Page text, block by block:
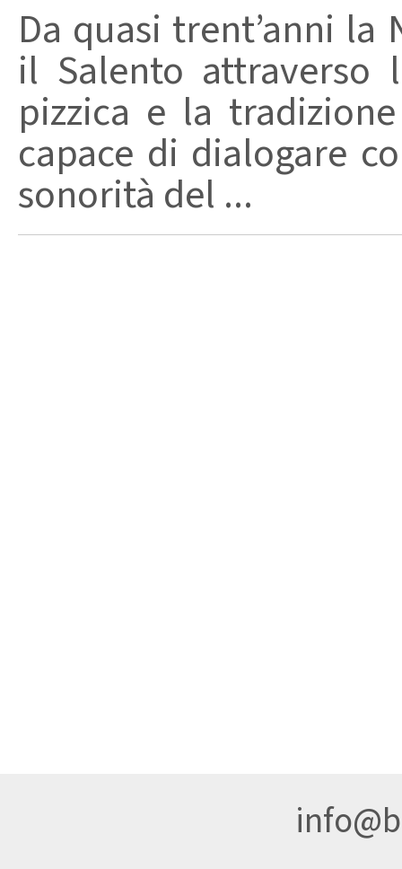
Da quasi trent’anni
il Salento attraverso
pizzica e la
capace di dialogare
sonorità del ...